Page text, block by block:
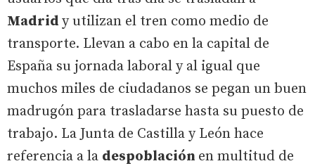
Madrid y utilizan el tren como medio de
transporte. Llevan a cabo en la capital de
España su jornada laboral y al igual que
muchos miles de ciudadanos se pegan un buen
madrugón para trasladarse hasta su puesto de
trabajo. La Junta de Castilla y León hace
referencia a la despoblación en multitud de